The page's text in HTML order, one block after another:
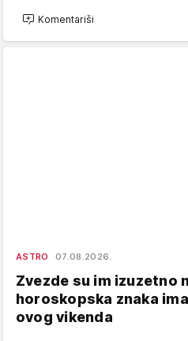
Komentariši
ASTRO 07.08.2026.
Zvezde su im izuzetno
horoskopska znaka
ovog vikenda